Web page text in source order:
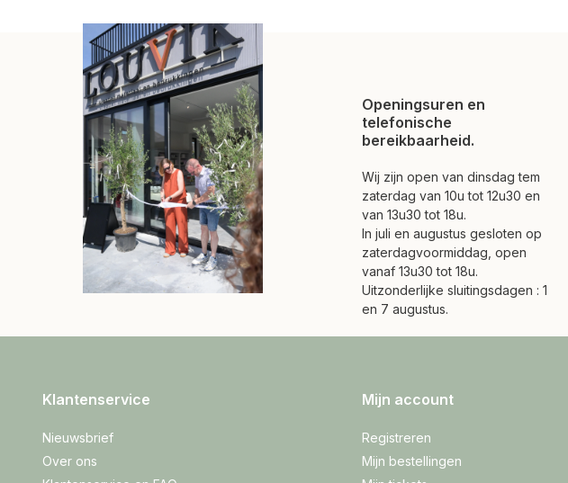
Openingsuren en
telefonische
bereikbaarheid.
Wij zijn open van dinsdag tem
zaterdag van 10u tot 12u30 en
van 13u30 tot 18u.
In juli en augustus gesloten op
zaterdagvoormiddag, open
vanaf 13u30 tot 18u.
Uitzonderlijke sluitingsdagen : 1
en 7 augustus.
Klantenservice
Nieuwsbrief
Over ons
Mijn account
Registreren
Mijn bestellingen